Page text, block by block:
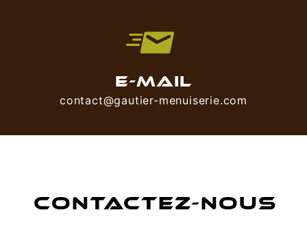
E-MAIL
contact@gautier-menuiserie.com
CONTACTEZ-NOUS